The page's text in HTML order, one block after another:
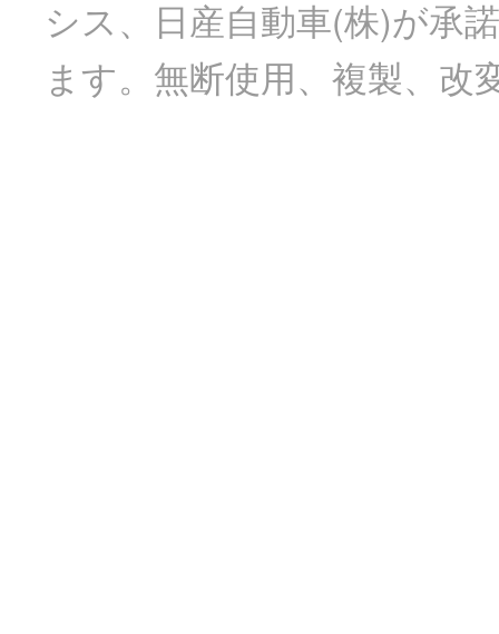
シス、日産自動車(株)が承
ます。無断使用、複製、改